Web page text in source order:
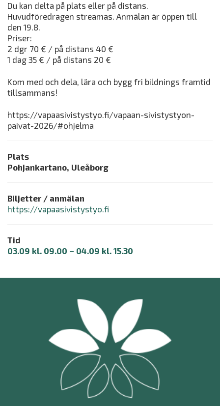
Du kan delta på plats eller på distans.
Huvudföredragen streamas. Anmälan är öppen till
den 19.8.
Priser:
2 dgr 70 € / på distans 40 €
1 dag 35 € / på distans 20 €
Kom med och dela, lära och bygg fri bildnings framtid
tillsammans!
https://vapaasivistystyo.fi/vapaan-sivistystyon-
paivat-2026/#ohjelma
Plats
Pohjankartano, Uleåborg
Biljetter / anmälan
https://vapaasivistystyo.fi
Tid
03.09 kl. 09.00 – 04.09 kl. 15.30